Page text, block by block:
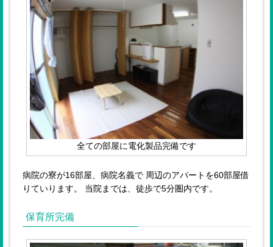
全ての部屋に電化製品完備です
病院の寮が16部屋、病院名義で 周辺のアパートを60部屋借
りていります。 当院までは、徒歩で5分圏内です。
保育所完備